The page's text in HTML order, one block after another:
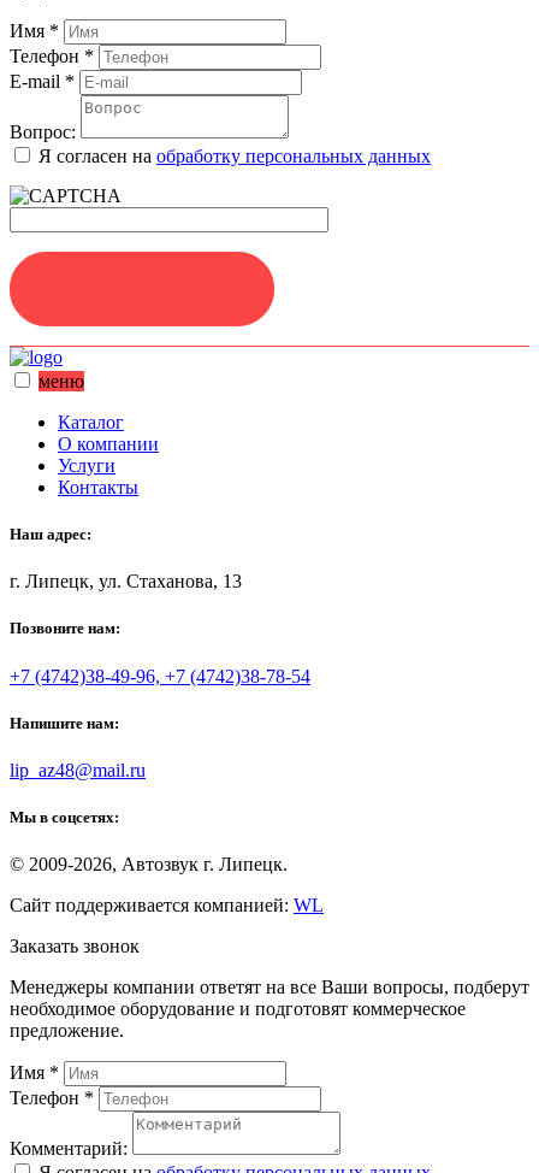
Имя *
Телефон *
E-mail *
Вопрос:
Я согласен на обработку персональных данных
меню
Каталог
О компании
Услуги
Контакты
Наш адрес:
г. Липецк, ул. Стаханова, 13
Позвоните нам:
+7 (4742)38-49-96, +7 (4742)38-78-54
Напишите нам:
lip_az48@mail.ru
Мы в соцсетях:
© 2009-2026, Автозвук г. Липецк.
Сайт поддерживается компанией: WL
Заказать звонок
Менеджеры компании ответят на все Ваши вопросы, подберут
необходимое оборудование и подготовят коммерческое
предложение.
Имя *
Телефон *
Комментарий: